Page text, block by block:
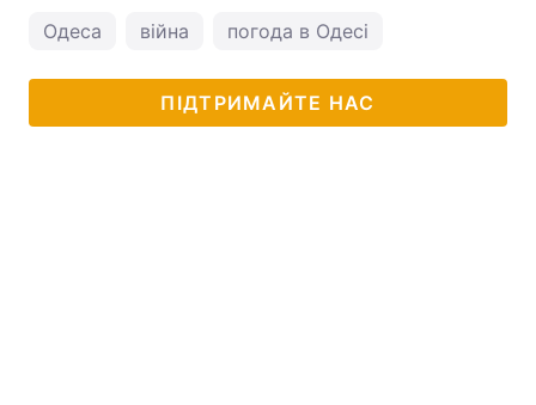
Одеса війна погода в Одесі
ПІДТРИМАЙТЕ НАС